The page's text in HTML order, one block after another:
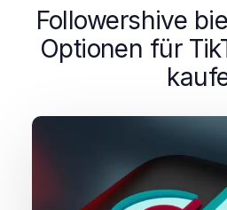
Followershive
Optionen für